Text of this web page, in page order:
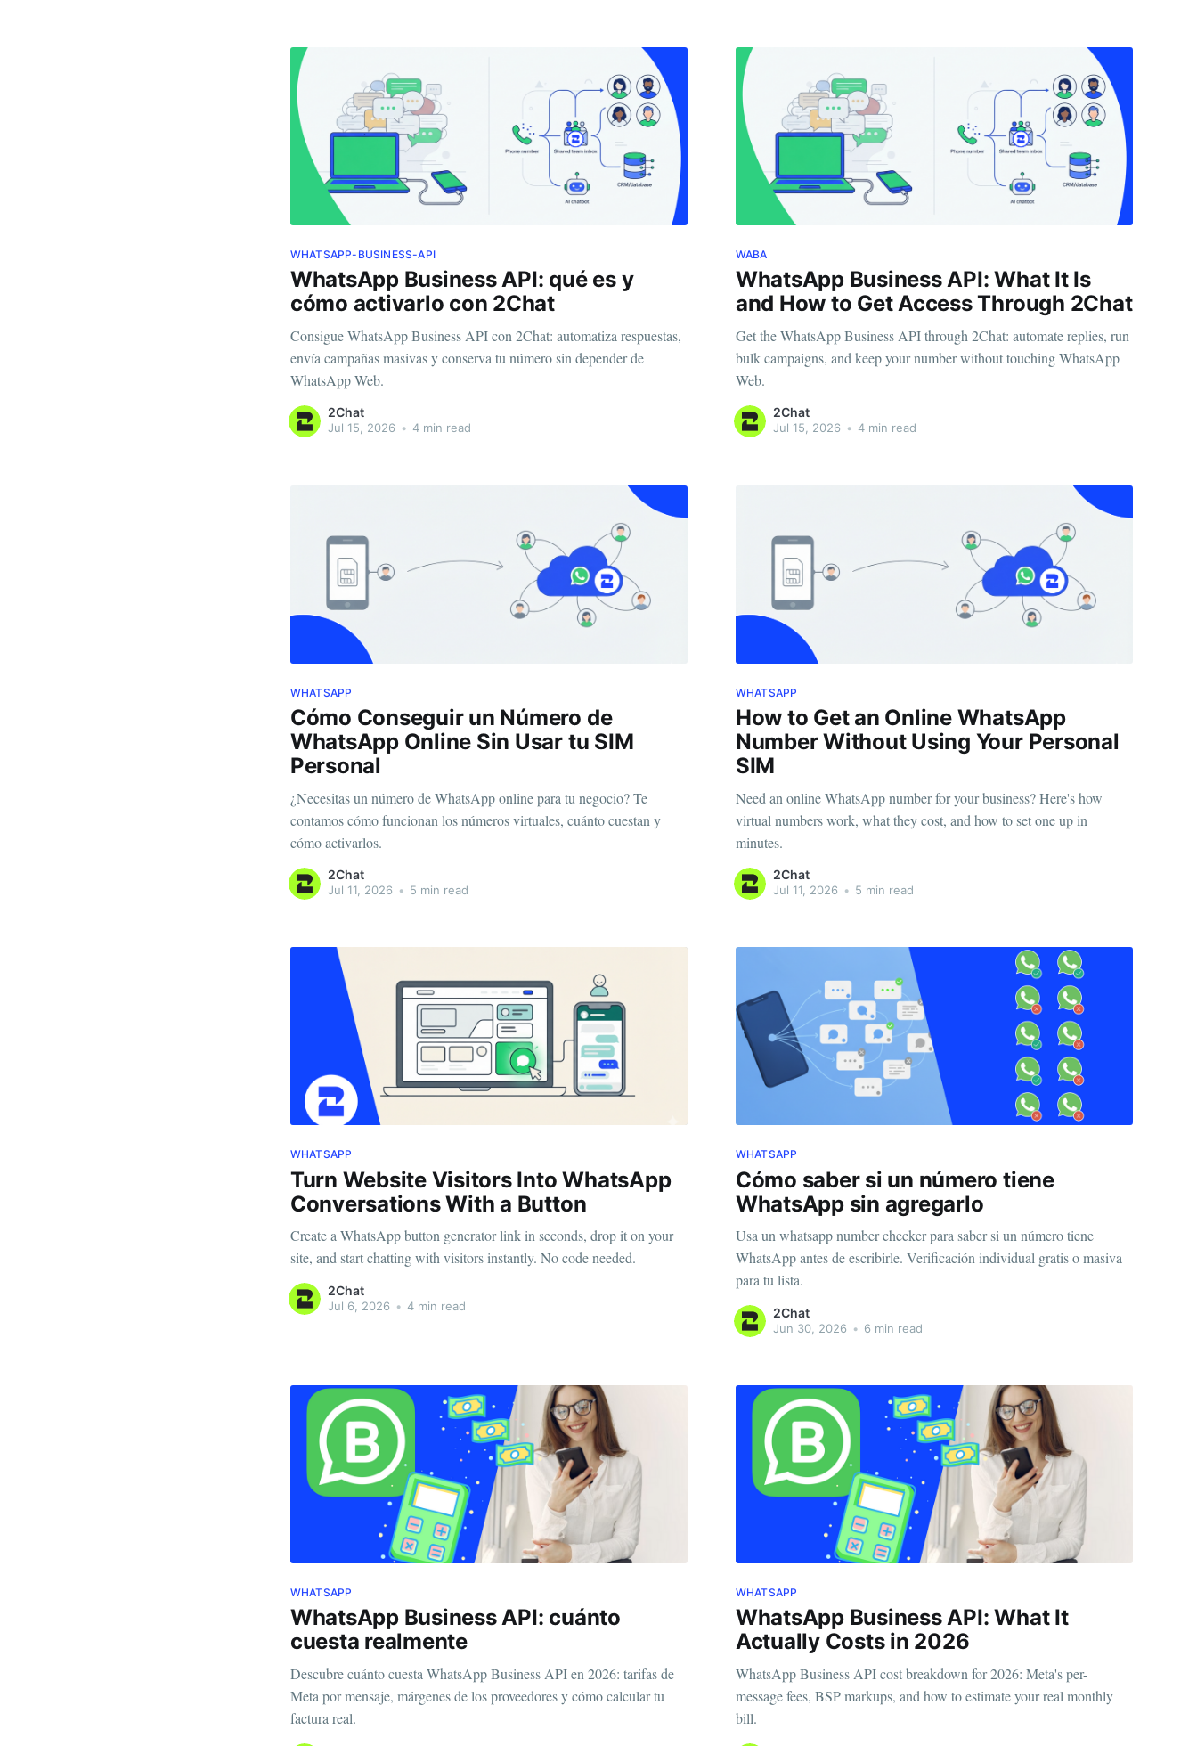
WHATSAPP-BUSINESS-API
WhatsApp Business API: qué es y
cómo activarlo con 2Chat
Consigue WhatsApp Business API con 2Chat: automatiza respuestas,
envía campañas masivas y conserva tu número sin depender de
WhatsApp Web.
2Chat
Jul 15, 2026 • 4 min read
WABA
WhatsApp Business API: What It Is
and How to Get Access Through 2Chat
Get the WhatsApp Business API through 2Chat: automate replies, run
bulk campaigns, and keep your number without touching WhatsApp
Web.
2Chat
Jul 15, 2026 • 4 min read
WHATSAPP
Cómo Conseguir un Número de
WhatsApp Online Sin Usar tu SIM
Personal
¿Necesitas un número de WhatsApp online para tu negocio? Te
contamos cómo funcionan los números virtuales, cuánto cuestan y
cómo activarlos.
2Chat
Jul 11, 2026 • 5 min read
WHATSAPP
How to Get an Online WhatsApp
Number Without Using Your Personal
SIM
Need an online WhatsApp number for your business? Here's how
virtual numbers work, what they cost, and how to set one up in
minutes.
2Chat
Jul 11, 2026 • 5 min read
WHATSAPP
Turn Website Visitors Into WhatsApp
Conversations With a Button
Create a WhatsApp button generator link in seconds, drop it on your
site, and start chatting with visitors instantly. No code needed.
2Chat
Jul 6, 2026 • 4 min read
WHATSAPP
Cómo saber si un número tiene
WhatsApp sin agregarlo
Usa un whatsapp number checker para saber si un número tiene
WhatsApp antes de escribirle. Verificación individual gratis o masiva
para tu lista.
2Chat
Jun 30, 2026 • 6 min read
WHATSAPP
WhatsApp Business API: cuánto
cuesta realmente
Descubre cuánto cuesta WhatsApp Business API en 2026: tarifas de
Meta por mensaje, márgenes de los proveedores y cómo calcular tu
factura real.
WHATSAPP
WhatsApp Business API: What It
Actually Costs in 2026
WhatsApp Business API cost breakdown for 2026: Meta's per-
message fees, BSP markups, and how to estimate your real monthly
bill.